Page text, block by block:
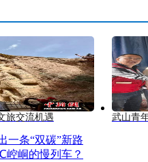
旅交流机遇 武山青
一条“双碳”新路
峒的慢列车？